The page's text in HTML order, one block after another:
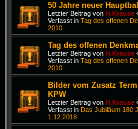
50 Jahre neuer
Letzter Beitrag von H.Krause
Verfasst in Tag des offenen
2010
Tag des offenen
Letzter Beitrag von H.Krause
Verfasst in Tag des offenen
2010
Bilder vom Zusatz
KPW
Letzter Beitrag von H.Krause
Verfasst in Das Jubiläum 180
1.12.2018